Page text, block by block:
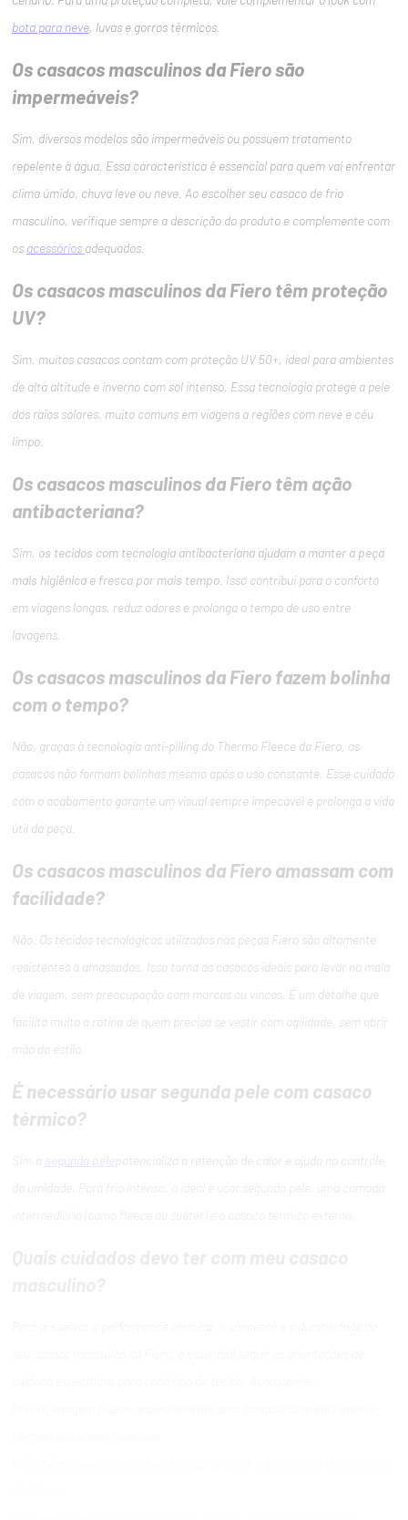
bota para neve, luvas e gorros térmicos.
Os casacos masculinos da Fiero são
impermeáveis?
Sim, diversos modelos são impermeáveis ou possuem tratamento
repelente à água. Essa característica é essencial para quem vai enfrentar
clima úmido, chuva leve ou neve. Ao escolher seu casaco de frio
masculino, verifique sempre a descrição do produto e complemente com
os acessórios adequados.
Os casacos masculinos da Fiero têm proteção
UV?
Sim, muitos casacos contam com proteção UV 50+, ideal para ambientes
de alta altitude e inverno com sol intenso. Essa tecnologia protege a pele
dos raios solares, muito comuns em viagens a regiões com neve e céu
limpo.
Os casacos masculinos da Fiero têm ação
antibacteriana?
Sim, os tecidos com tecnologia antibacteriana ajudam a manter a peça
mais higiênica e fresca por mais tempo. Isso contribui para o conforto
em viagens longas, reduz odores e prolonga o tempo de uso entre
lavagens.
Os casacos masculinos da Fiero fazem bolinha
com o tempo?
Não, graças à tecnologia anti-pilling do Thermo Fleece da Fiero, os
casacos não formam bolinhas mesmo após o uso constante. Esse cuidado
com o acabamento garante um visual sempre impecável e prolonga a vida
útil da peça.
Os casacos masculinos da Fiero amassam com
facilidade?
Não. Os tecidos tecnológicos utilizados nas peças Fiero são altamente
resistentes a amassados. Isso torna os casacos ideais para levar na mala
de viagem, sem preocupação com marcas ou vincos. É um detalhe que
facilita muito a rotina de quem precisa se vestir com agilidade, sem abrir
mão do estilo.
É necessário usar segunda pele com casaco
térmico?
a segunda pelepotencializa a retenção de calor e ajuda no controle
da umidade.